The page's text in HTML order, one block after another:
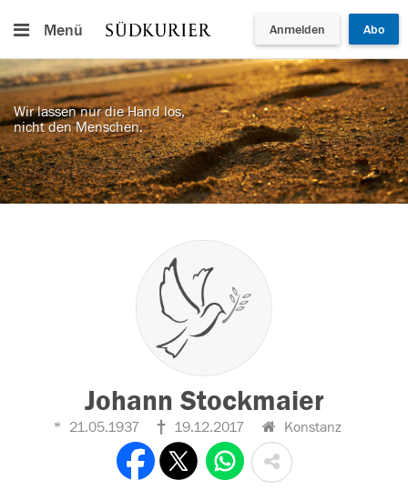
Menü Anmelden Abo
Wir lassen nur die Hand los,
nicht den Menschen.
Johann Stockmaier
21.05.1937 19.12.2017 Konstanz